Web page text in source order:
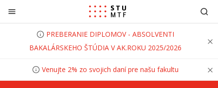
Prejsť na obsah
PREBERANIE DIPLOMOV - ABSOLVENTI
BAKALÁRSKEHO ŠTÚDIA V AK.ROKU 2025/2026
Venujte 2% zo svojich daní pre našu fakultu